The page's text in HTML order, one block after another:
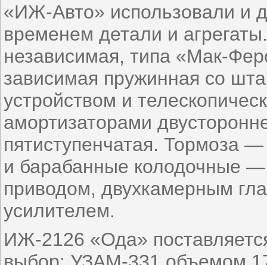
«ИЖ-Авто» использовали и
временем детали и
независимая, типа «Мак-
зависимая пружинная со
устройством и
амортизаторами
пятиступенчатая. Тормоза
и барабанные колодочные —
приводом, двухкамерным
усилителем.
ИЖ-2126 «Ода»